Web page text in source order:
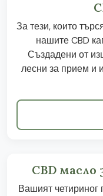
За тези, които
нашите CBD
Създадени от
лесни за прием и
CBD
Вашият четириног